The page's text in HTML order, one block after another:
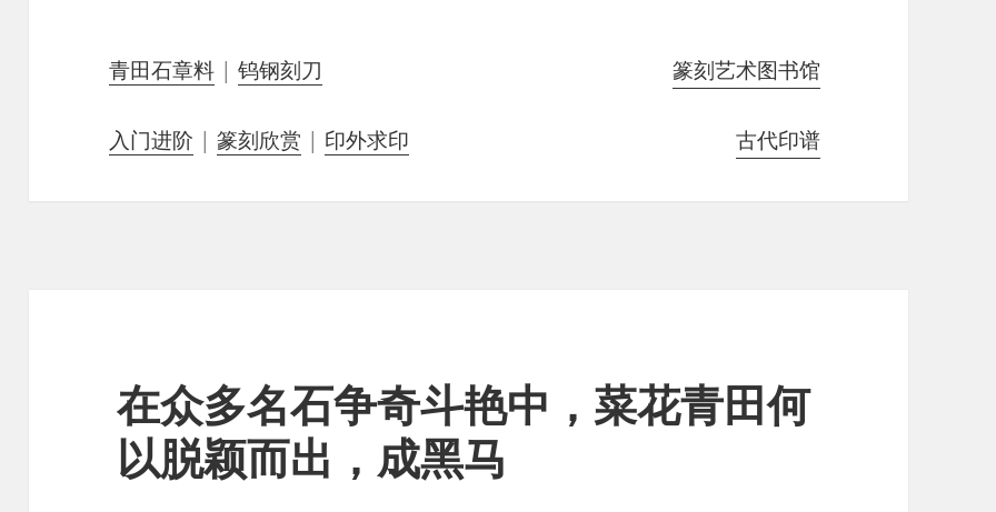
青田石章料 |钨钢刻刀 篆刻艺术图书馆
入门进阶 |篆刻欣赏 | 印外求印 古代印谱
在众多名石争奇斗艳中，菜花青田何
以脱颖而出，成黑马